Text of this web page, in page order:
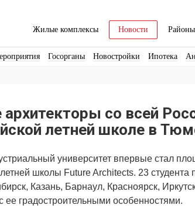
Жилые комплексы Новости
Госорганы Новостройки Ипотека
со всей
летней школе в
университет впервые стал
школы Future Architects. 23
Казань, Барнаул, Красноярск,
ее градостроительными особенностями.